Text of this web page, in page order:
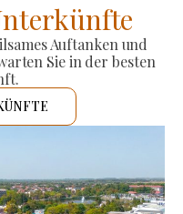
Auftanken und
Sie in der besten